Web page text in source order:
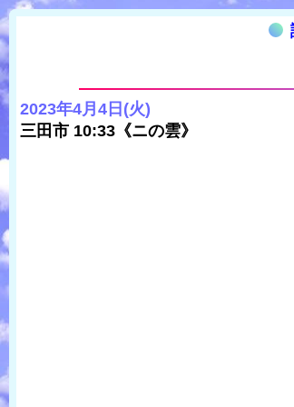
2023年4月4日(火)
三田市 10:33《ニの雲》